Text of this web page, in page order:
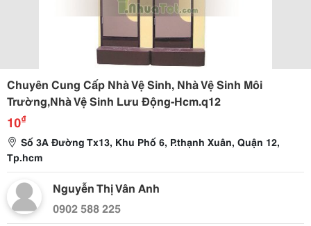
Chuyên Cung Cấp Nhà Vệ Sinh, Nhà Vệ Sinh Môi
Trường,Nhà Vệ Sinh Lưu Động-Hcm.q12
10₫
Số 3A Đường Tx13, Khu Phố 6, P.thạnh Xuân, Quận 12,
Tp.hcm
Nguyễn Thị Vân Anh
0902 588 225